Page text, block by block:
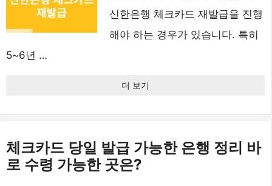
신한은행 체크카드 재발급을 진행
해야 하는 경우가 있습니다. 특히
5~6년 …
더 보기
체크카드 당일 발급 가능한 은행 정리 바
로 수령 가능한 곳은?